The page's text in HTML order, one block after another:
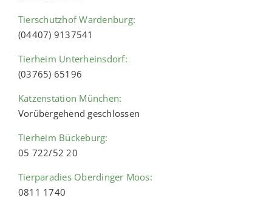
Tierschutzhof Wardenburg:
(04407) 9137541
Tierheim Unterheinsdorf:
(03765) 65196
Katzenstation München:
Vorübergehend geschlossen
Tierheim Bückeburg:
05 722/52 20
Tierparadies Oberdinger Moos:
0811 1740